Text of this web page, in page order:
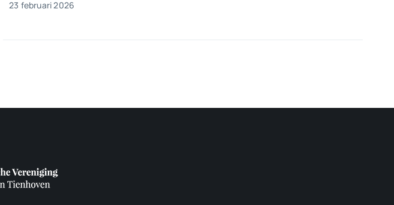
23 februari 2026